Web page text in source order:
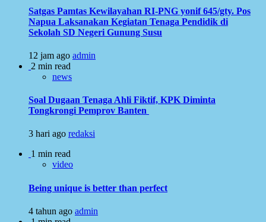
Satgas Pamtas Kewilayahan RI-PNG yonif 645/gty. Pos
Napua Laksanakan Kegiatan Tenaga Pendidik di
Sekolah SD Negeri Gunung Susu
12 jam ago admin
2 min read
news
Soal Dugaan Tenaga Ahli Fiktif, KPK Diminta
Tongkrongi Pemprov Banten
3 hari ago redaksi
1 min read
video
Being unique is better than perfect
4 tahun ago admin